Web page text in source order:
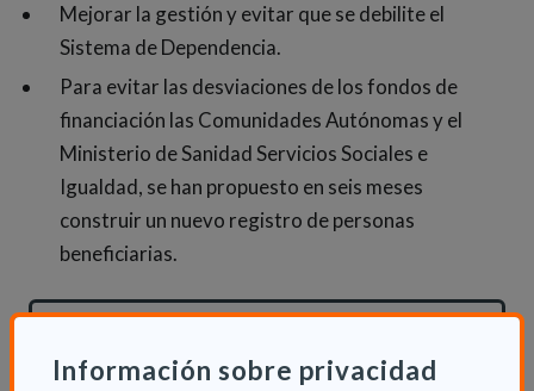
Información sobre privacidad
Mejorar la gestión y evitar que se debilite el
Sistema de Dependencia.
Para evitar las desviaciones de los fondos de
financiación las Comunidades Autónomas y el
Ministerio de Sanidad Servicios Sociales e
Igualdad, se han propuesto en seis meses
construir un nuevo registro de personas
beneficiarias.